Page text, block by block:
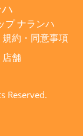
プ ナランハ
規約・同意事項
店舗
Reserved.